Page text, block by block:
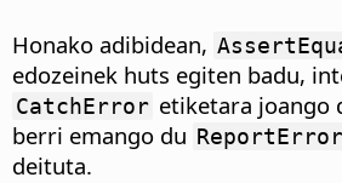
Honako adibidean,
edozeinek huts egiten badu,
CatchError etiketara joango
berri emango du ReportError
deituta.